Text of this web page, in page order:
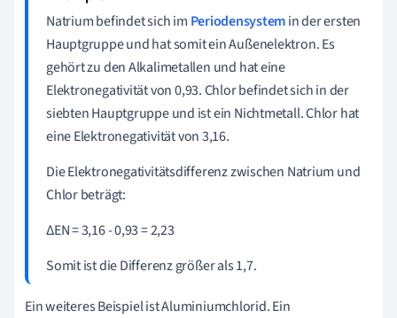
Natriumbefindet sich im Periodensystemin der ersten
Hauptgruppe und hat somit ein Außenelektron. Es
gehört zu den Alkalimetallen und hat eine
Elektronegativitätvon 0,93. Chlor befindet sich in der
siebten Hauptgruppe und ist ein Nichtmetall. Chlor hat
eineElektronegativitätvon 3,16.
Die Elektronegativitätsdifferenz zwischen Natrium und
Chlor beträgt:
ΔEN = 3,16 - 0,93 = 2,23
Somit ist die Differenz größer als 1,7.
Ein weiteres Beispiel ist Aluminiumchlorid. Ein